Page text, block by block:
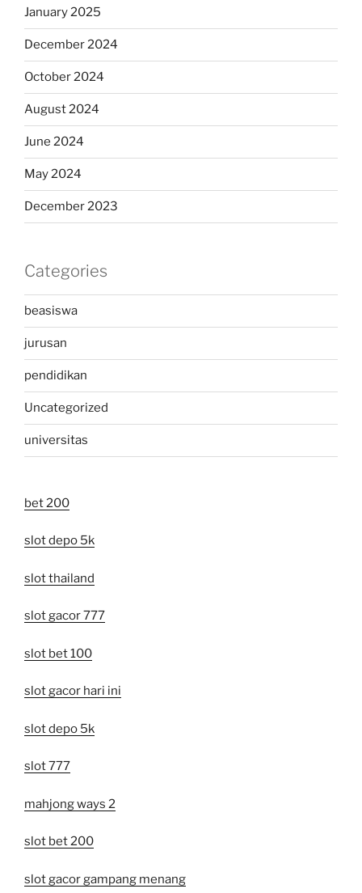
January 2025
December 2024
October 2024
August 2024
June 2024
May 2024
December 2023
Categories
beasiswa
jurusan
pendidikan
Uncategorized
universitas
bet 200
slot depo 5k
slot thailand
slot gacor 777
slot bet 100
slot gacor hari ini
slot depo 5k
slot 777
mahjong ways 2
slot bet 200
slot gacor gampang menang